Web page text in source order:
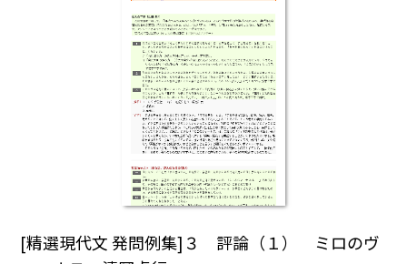
[精選現代文 発問例集]３ 評論（１） ミロのヴ